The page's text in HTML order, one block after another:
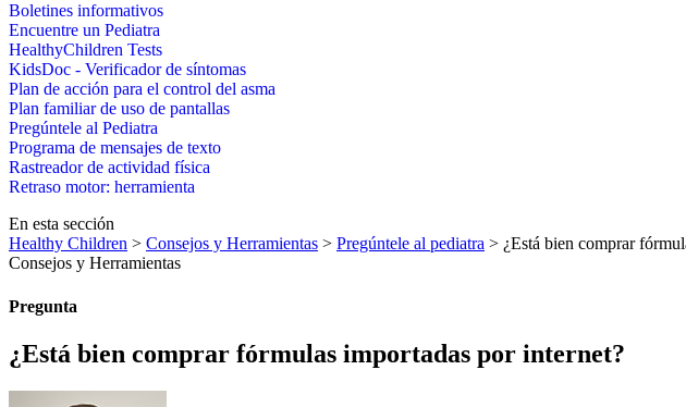
Boletines informativos
Encuentre un Pediatra
HealthyChildren Tests
KidsDoc - Verificador de síntomas
Plan de acción para el control del asma
Plan familiar de uso de pantallas
Pregúntele al Pediatra
Programa de mensajes de texto
Rastre​​ador de activida​d física
Retraso motor: herramienta
En esta sección
Healthy Children > Consejos y Herramientas > Pregúntele al pediatra > ¿Está bien comprar
Consejos y Herramientas
Pregunta
¿Está bien comprar fórmulas importadas por internet?